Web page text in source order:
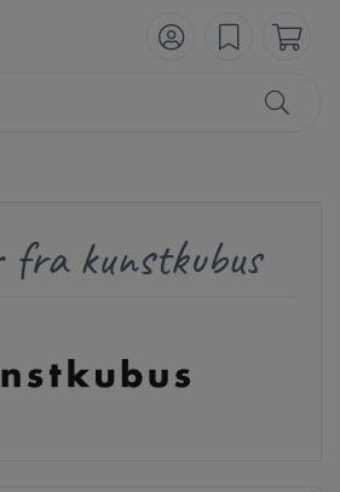
fra kunstkubus